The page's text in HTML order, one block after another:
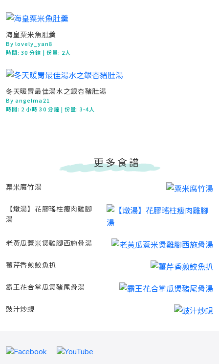
海皇粟米魚肚羹
By lovely_yan8
時間:30 分鐘 | 份量: 2人
冬天暖胃最佳湯水之銀杏豬肚湯
By angelma21
時間: 2 小時 30 分鐘 | 份量: 3-4人
更多食譜
粟米腐竹湯
【燉湯】花膠瑤柱瘦肉雞腳
湯
老黃瓜薏米煲雞腳西施骨湯
薑芹香煎鮫魚扒
霸王花合掌瓜煲豬尾骨湯
豉汁炒蜆